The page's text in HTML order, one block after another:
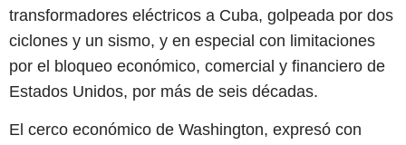
transformadores eléctricos a Cuba, golpeada por dos
ciclones y un sismo, y en especial con limitaciones
por el bloqueo económico, comercial y financiero de
Estados Unidos, por más de seis décadas.
El cerco económico de Washington, expresó con